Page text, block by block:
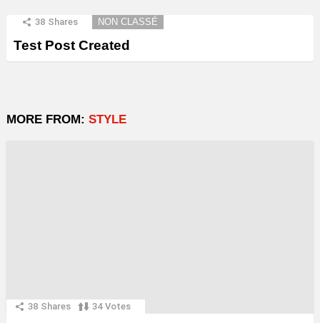
38 Shares NON CLASSÉ
Test Post Created
MORE FROM: STYLE
38 Shares 34 Votes